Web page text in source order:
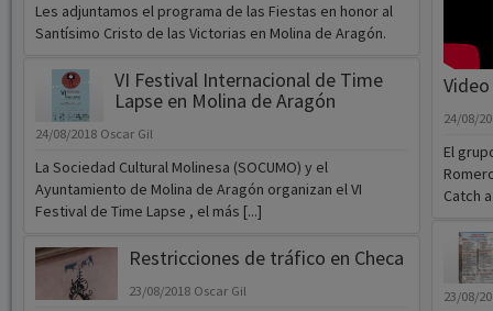
Les adjuntamos el programa de las Fiestas en honor al
Santísimo Cristo de las Victorias en Molina de Aragón.
VI Festival Internacional de Time
Lapse en Molina de Aragón
24/08/2018 Oscar Gil
La Sociedad Cultural Molinesa (SOCUMO) y el
Ayuntamiento de Molina de Aragón organizan el VI
Festival de Time Lapse , el más [...]
Restricciones de tráfico en Checa
23/08/2018 Oscar Gil
24/08/
El
Catch
23/08/